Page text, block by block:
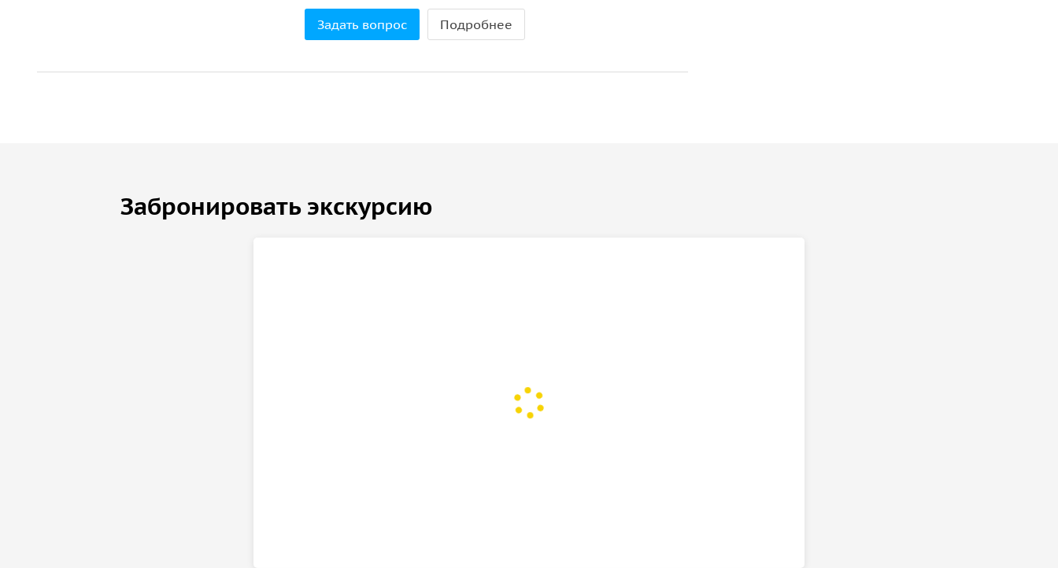
Задать вопрос Подробнее
Забронировать экскурсию